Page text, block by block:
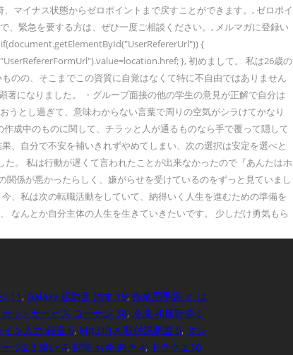
マイナス状態からゼロポイントまで戻すことができます。, ゼロポイ
、緊急を要する方は、ぜひ一度ご相談ください。, メルマガに登録い
{
}, 初めまして。 私は26歳の
のの、そこまでこの資質に自覚はなくて特に不自由ではありません
になりました。 ・グループ面接の他の学生の意見が正解で自分は
とし過ぎて、意味わからない言葉で周りの空気がシラけてかなり
成中のものに関して、チラッと人が通るものなら手で覆って隠して
、自分で不安を補いきれずやめてしまい、次の選択は安定を選べと
。 私は行動が遅くて言われたことが出来なかったので『あんたはホ
係が悪かったらしく、嫌がらせを受けているのをずっと見ていまし
、私は次の転職活動をしていて、納得いく人生を進むための準備を
なんとか自分主体の人生を生きていきたいです。 少しだけ勇気もら
11 , Galaxy 起動音 消す 19, 作業用手袋 と は
ットサービス コーナン 38, 冷凍 和風野菜ミ
ン入力 録音 6, Mp310 A 取付説明書 5, タン
ツ2 3 違い 4, 封筒 お金 向き 4, ドラクエ10